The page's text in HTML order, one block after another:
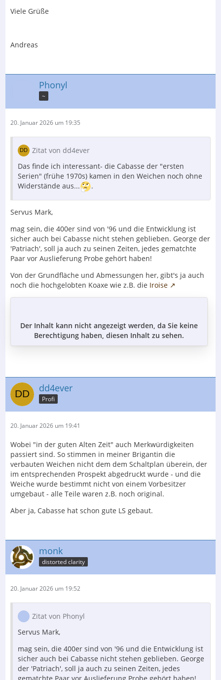
Viele Grüße
Andreas
Phonyl
~
20. Januar 2026 um 19:35
Zitat von dd4ever
Das finde ich interessant- die Cabasse der "ersten
Serien" (frühe 1970s) kamen in den Weichen noch ohne
Widerstände aus...
.
Servus Mark,
mag sein, die 400er sind von '96 und die Entwicklung ist
sicher auch bei Cabasse nicht stehen geblieben. George der
'Patriach', soll ja auch zu seinen Zeiten, jedes gematchte
Paar vor Auslieferung Probe gehört haben!
Von der Grundfläche und Abmessungen her, gibt's ja auch
noch die hochgelobten Koaxe wie z.B. die Iroise
Der Inhalt kann nicht angezeigt werden, da Sie keine
Berechtigung haben, diesen Inhalt zu sehen.
dd4ever
Profi
20. Januar 2026 um 19:41
Wobei "in der guten Alten Zeit" auch Merkwürdigkeiten
passiert sind. So stimmen in meiner Brigantin die
verbauten Weichen nicht dem dem Schaltplan überein, der
im entsprechenden Prospekt abgedruckt wurde - und die
Weiche wurde bestimmt nicht von einem Vorbesitzer
umgebaut - alle Teile waren z.B. noch original.
Aber ja, Cabasse hat schon gute LS gebaut.
monk
distorted clarity
20. Januar 2026 um 19:52
Zitat von Phonyl
Servus Mark,
mag sein, die 400er sind von '96 und die Entwicklung ist
sicher auch bei Cabasse nicht stehen geblieben. George
der 'Patriach', soll ja auch zu seinen Zeiten, jedes
gematchte Paar vor Auslieferung Probe gehört haben!